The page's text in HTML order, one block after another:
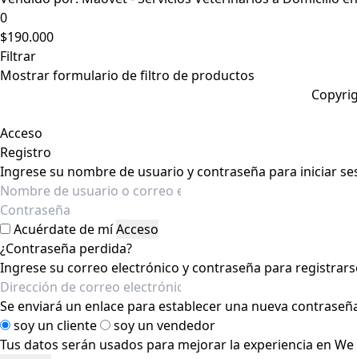
0
$190.000
Filtrar
Mostrar formulario de filtro de productos
Acceso
Registro
Ingrese su nombre de usuario y contraseña para iniciar
Acuérdate de míAcceso
¿Contraseña perdida?
Ingrese su correo electrónico y contraseña para
Se enviará un enlace para establecer una nueva
soy un cliente
soy un vendedor
Tus datos serán usados para mejorar la experiencia en